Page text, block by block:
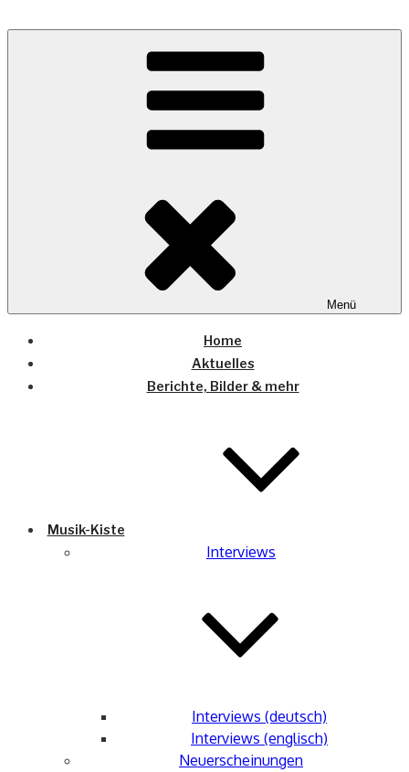
COUNTRYHOME
Wo die (Country-) Musik Zuhause ist
Menü
Home
Aktuelles
Berichte, Bilder & mehr
Musik-Kiste
Interviews
Interviews (deutsch)
Interviews (englisch)
Neuerscheinungen